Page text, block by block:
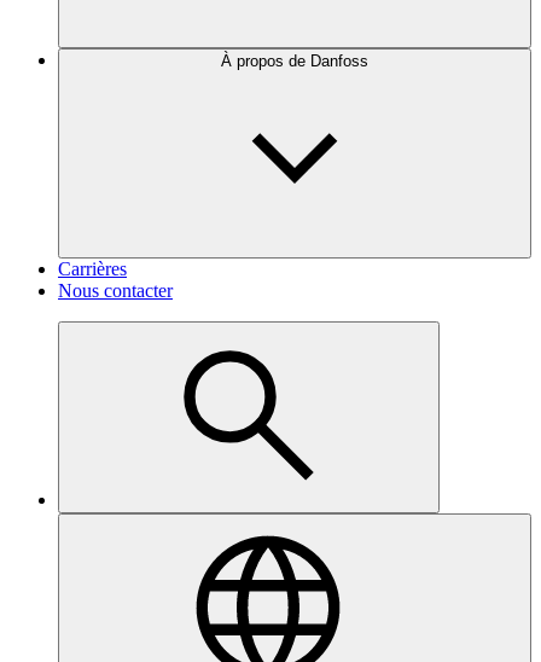
À propos de Danfoss
Carrières
Nous contacter